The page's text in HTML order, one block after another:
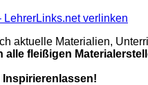
verlinken
aktuelle Materialien,
alle fleißigen